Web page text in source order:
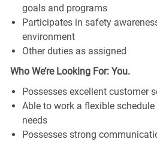
goals and programs
Participates in safety
environment
Other duties as assigned
Who We’re Looking For: You.
Possesses excellent customer
Able to work a flexible
needs
Possesses strong